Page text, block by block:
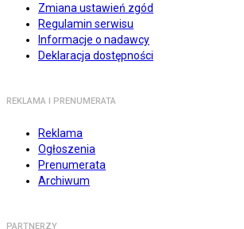
Zmiana ustawień zgód
Regulamin serwisu
Informacje o nadawcy
Deklaracja dostępności
REKLAMA I PRENUMERATA
Reklama
Ogłoszenia
Prenumerata
Archiwum
PARTNERZY